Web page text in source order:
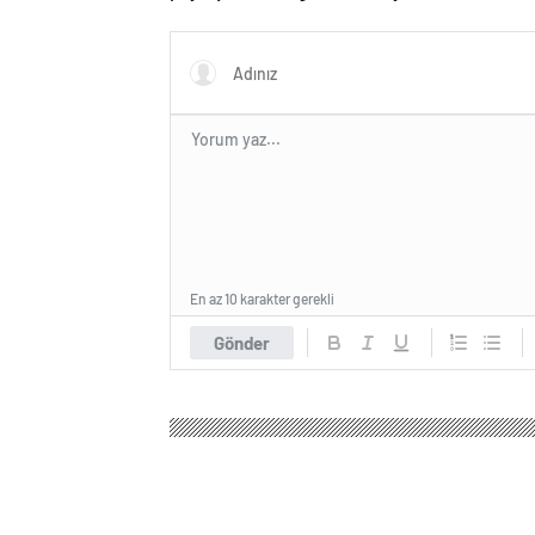
Gönder
En az 10 karakter gerekli